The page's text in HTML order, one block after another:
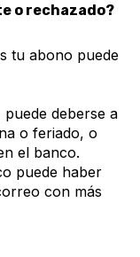
o rechazado?
tu abono puede
deberse a
o feriado, o
el banco.
puede haber
con más